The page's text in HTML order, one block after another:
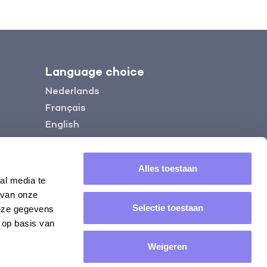
media te
onze
gegevens
basis van
Alles toestaan
Selectie toestaan
Weigeren
Language choice
Nederlands
Français
English
Contact us
Monday till Friday 9am to 5pm
Saturday: 9am to 1pm
+32 (0)16 772 772